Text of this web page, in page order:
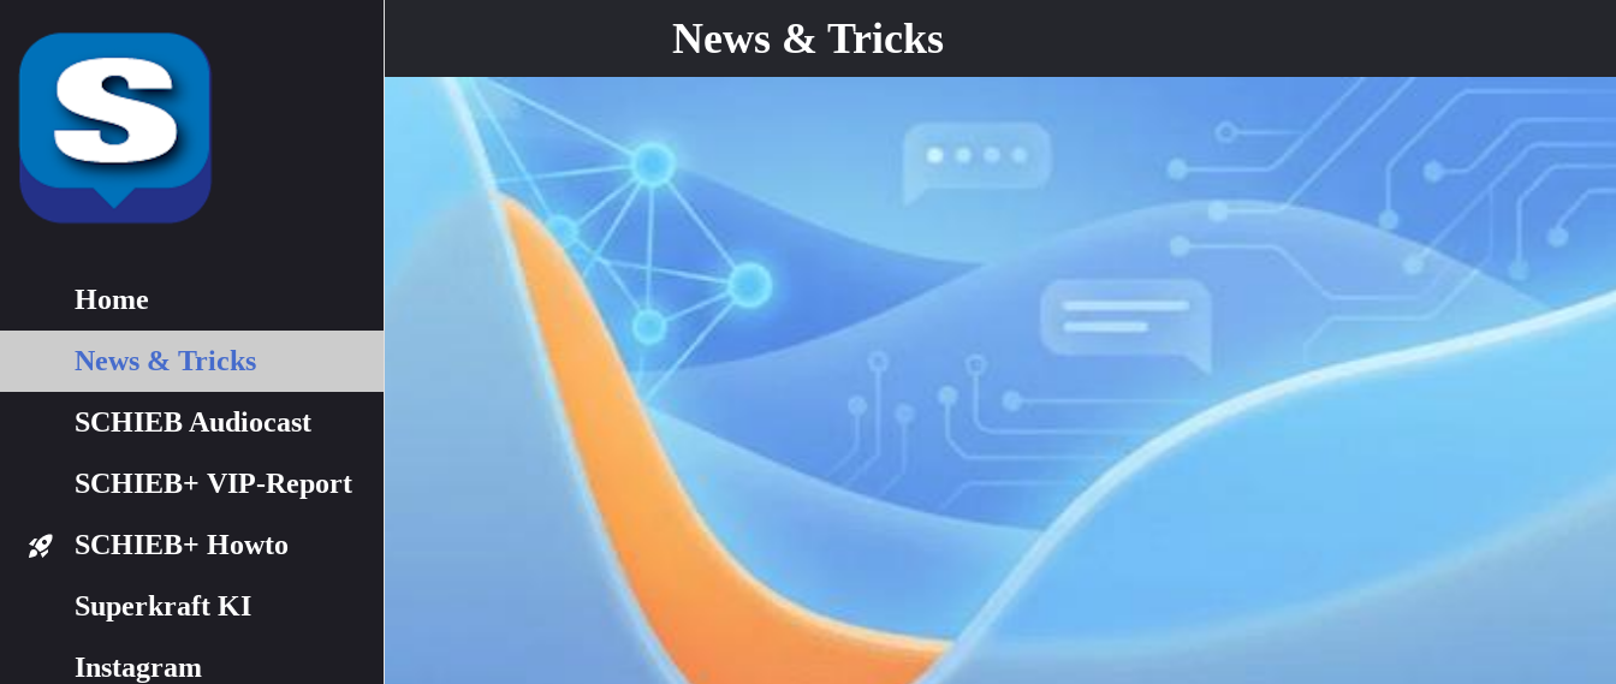
Home
News & Tricks
SCHIEB Audiocast
SCHIEB+ VIP-Report
SCHIEB+ Howto
Superkraft KI
Instagram
News & Tricks